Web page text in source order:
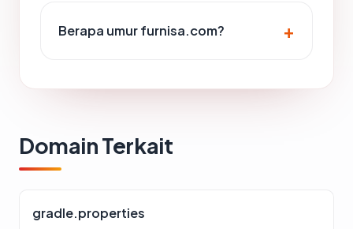
Berapa umur furnisa.com?
Domain Terkait
gradle.properties